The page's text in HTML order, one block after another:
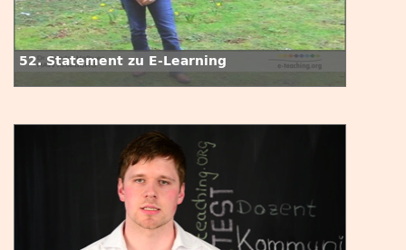
52. Statement zu E-Learning